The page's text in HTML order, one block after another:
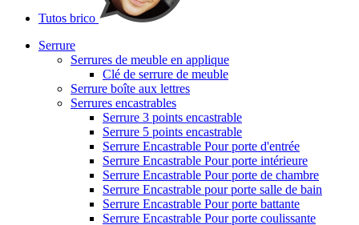
Tutos brico
Serrure
Serrures de meuble en applique
Clé de serrure de meuble
Serrure boîte aux lettres
Serrures encastrables
Serrure 3 points encastrable
Serrure 5 points encastrable
Serrure Encastrable Pour porte d'entrée
Serrure Encastrable Pour porte intérieure
Serrure Encastrable Pour porte de chambre
Serrure Encastrable pour porte salle de bain
Serrure Encastrable Pour porte battante
Serrure Encastrable Pour porte coulissante